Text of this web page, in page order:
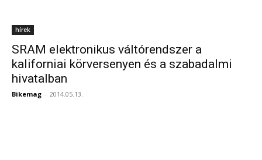
hírek
SRAM elektronikus váltórendszer a
kaliforniai körversenyen és a szabadalmi
hivatalban
Bikemag - 2014.05.13.